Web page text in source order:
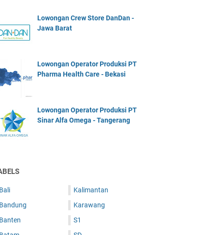
Lowongan Crew Store DanDan -
Jawa Barat
Lowongan Operator Produksi PT
Pharma Health Care - Bekasi
Lowongan Operator Produksi PT
Sinar Alfa Omega - Tangerang
Bali
Bandung
Banten
Kalimantan
Karawang
S1